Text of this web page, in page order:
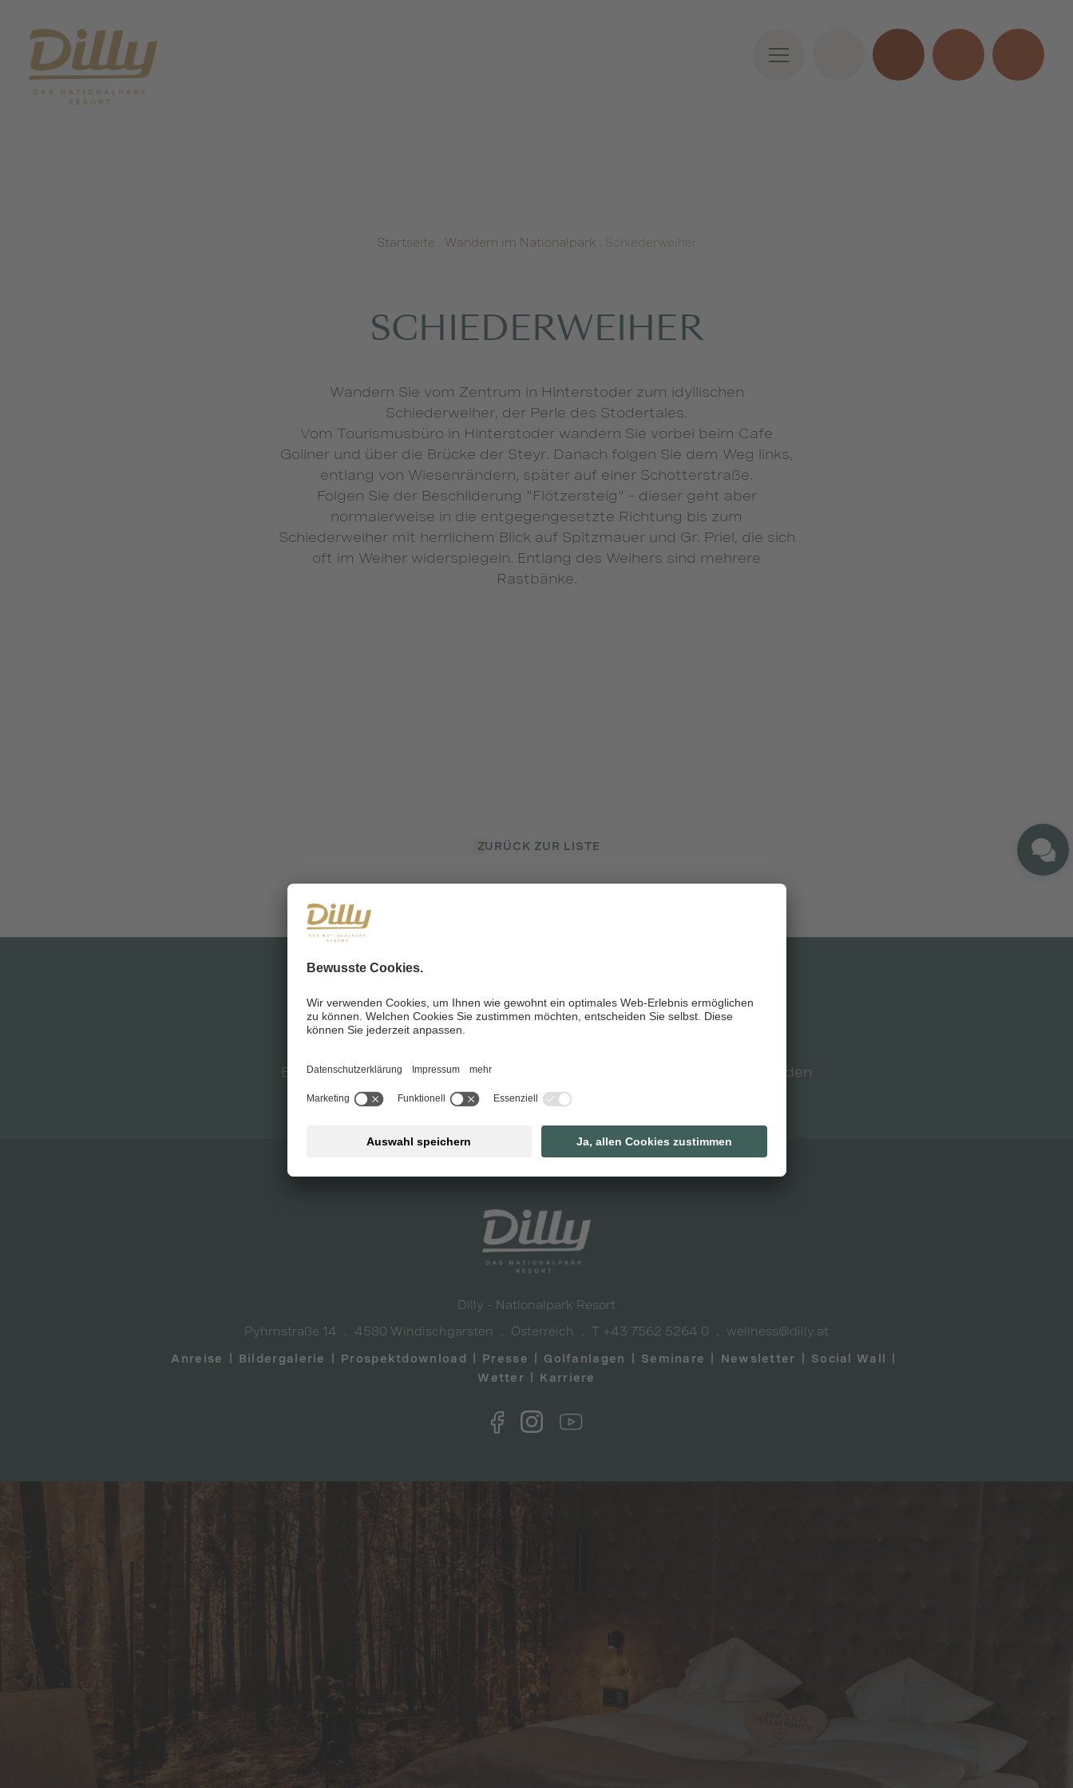
Startseite . Wandern im Nationalpark. Schiederweiher
SCHIEDERWEIHER
Wandern Sie vom Zentrum in Hinterstoder zum idyllischen
Schiederweiher, der Perle des Stodertales.
Vom Tourismusbüro in Hinterstoder wandern Sie vorbei beim Cafe
Gollner und über die Brücke der Steyr. Danach folgen Sie dem Weg links,
entlang von Wiesenrändern, später auf einer Schotterstraße.
Folgen Sie der Beschilderung "Flötzersteig" - dieser geht aber
normalerweise in die entgegengesetzte Richtung bis zum
Schiederweiher mit herrlichem Blick auf Spitzmauer und Gr. Priel, die sich
oft im Weiher widerspiegeln. Entlang des Weihers sind mehrere
Rastbänke.
ZURÜCK ZUR LISTE
Bewusst Freude
schenken
wellness@dilly.at Bewusst entschieden
Dilly - Nationalpark Resort
Pyhrnstraße 14
4580 Windischgarsten Österreich T +43 7562 5264 0 wellness@dilly.at
Anreise Bildergalerie Prospektdownload Presse Golfanlagen Seminare Newsletter
Social Wall
Wetter
Karriere